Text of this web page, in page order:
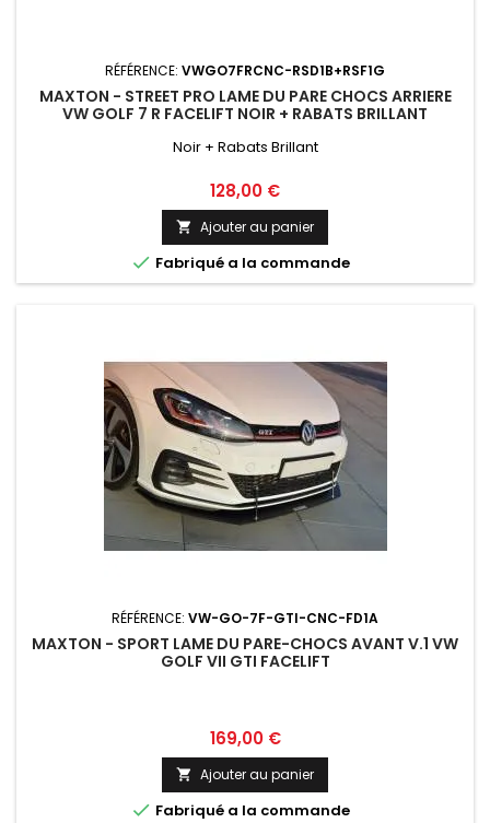
RÉFÉRENCE: VWGO7FRCNC-RSD1B+RSF1G
MAXTON - STREET PRO LAME DU PARE CHOCS ARRIERE
VW GOLF 7 R FACELIFT NOIR + RABATS BRILLANT
Noir + Rabats Brillant
Prix
128,00 €
 Ajouter au panier
 Fabriqué a la commande
RÉFÉRENCE: VW-GO-7F-GTI-CNC-FD1A
MAXTON - SPORT LAME DU PARE-CHOCS AVANT V.1 VW
GOLF VII GTI FACELIFT
Prix
169,00 €
 Ajouter au panier
 Fabriqué a la commande